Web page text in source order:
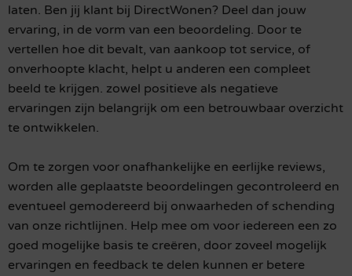
laten. Ben jij klant bij DirectWonen? Deel dan jouw
ervaring, in de vorm van een beoordeling. Door te
vertellen hoe dit bevalt, van aankoop tot service, of
onverhoopte klacht, helpt u anderen een compleet
beeld te krijgen. zowel positieve als negatieve
ervaringen zijn belangrijk om een betrouwbaar overzicht
te ontwikkelen.
Om te zorgen voor onafhankelijke en eerlijke reviews,
worden alle geplaatste beoordelingen gecontroleerd en
eventueel gemodereerd bij onwaarheden of schending
van onze richtlijnen. Help mee om voor iedereen een zo
goed mogelijke basis te creëren, door zoveel mogelijk
ervaringen en feedback te delen kunnen er betere